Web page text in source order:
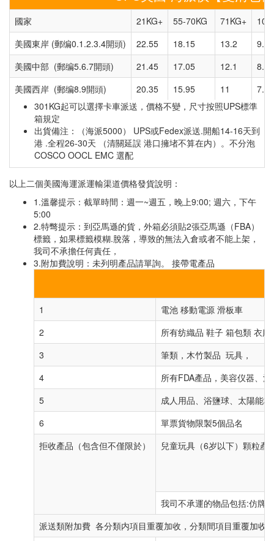
國家 21KG+ 55-70KG 71KG+
美國東岸 (郵编0.1.2.3.4開頭)
22.55 18.15 13.2
9.35
美國中部 (郵编5.6.7開頭)
21.45 17.05 12.1
8.25
美國西岸 (郵编8.9開頭)
20.35 15.95 11
7.15
301KG起可以選擇卡車派送，價格不變，尺寸按照UPS標準
箱規定
出貨備注：（海派5000） UPS或Fedex派送.開船14-16天到
港 .全程26-30天 （清關延誤 港口擁堵不算在内）。不分泡
COSCO OOCL EMC 選配
以上二個美國海運派運輸渠道價格發貨說明：
1.溫馨提示：截單時間：週一~週五，晚上9:00; 週六，下午
5:00
2.特彆提示：到亞馬遜的貨，外箱必須貼2張亞馬遜（FBA）
標籤，如果標籤模糊.脫落，導致的無法入倉或者不能上架，
我司不承擔任何責任，
3.附加費說明：未列明產品請單詢。 接帶電產品
1
電池 移動電源 滑板車
2
所有纺織品 鞋子 箱包類 衣
3
筆類，木竹製品 玩具，
4
所有FDA產品，美容仪器、
5
成人用品、浴鹽球、太陽能板
6
單票貨物限製5個品名
拒收產品（包含但不僅限於）
兒童玩具（6岁以下）顆粒產
我司不承運的物品包括:仿牌,
派送類附加費 各分類内項目重覆加收，分類間項目重覆加收